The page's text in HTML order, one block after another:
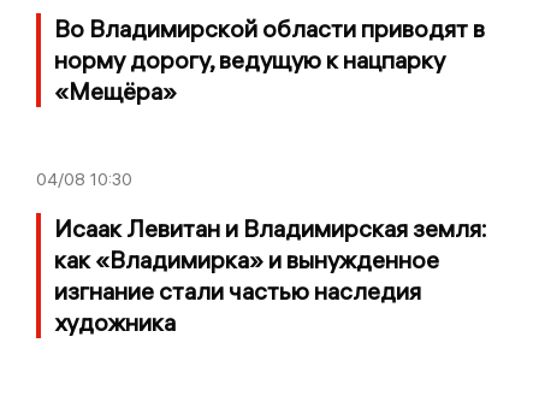
Во Владимирской области приводят в
норму дорогу, ведущую к нацпарку
«Мещёра»
04/08 10:30
Исаак Левитан и Владимирская земля:
как «Владимирка» и вынужденное
изгнание стали частью наследия
художника